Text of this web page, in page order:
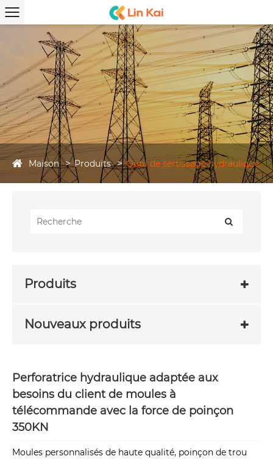
Maison Produits Outil de sertissage hydraulique
Produits
Nouveaux produits
Perforatrice hydraulique adaptée aux
besoins du client de moules à
télécommande avec la force de poinçon
350KN
Moules personnalisés de haute qualité, poinçon de trou